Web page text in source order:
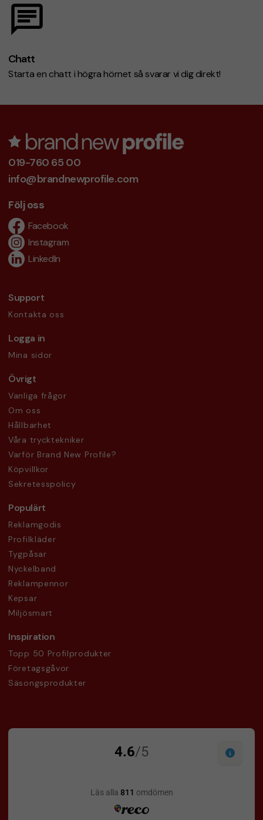
Chatt
Starta en chatt i högra hörnet så svarar vi dig direkt!
019-760 65 00
info@brandnewprofile.com
Följ oss
Facebook
Instagram
LinkedIn
Support
Kontakta oss
Logga in
Mina sidor
Övrigt
Vanliga frågor
Om oss
Hållbarhet
Våra trycktekniker
Varför Brand New Profile?
Köpvillkor
Sekretesspolicy
Populärt
Reklamgodis
Profilkläder
Tygpåsar
Nyckelband
Reklampennor
Kepsar
Miljösmart
Inspiration
Topp 50 Profilprodukter
Företagsgåvor
Säsongsprodukter